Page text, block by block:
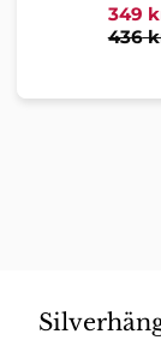
349
436